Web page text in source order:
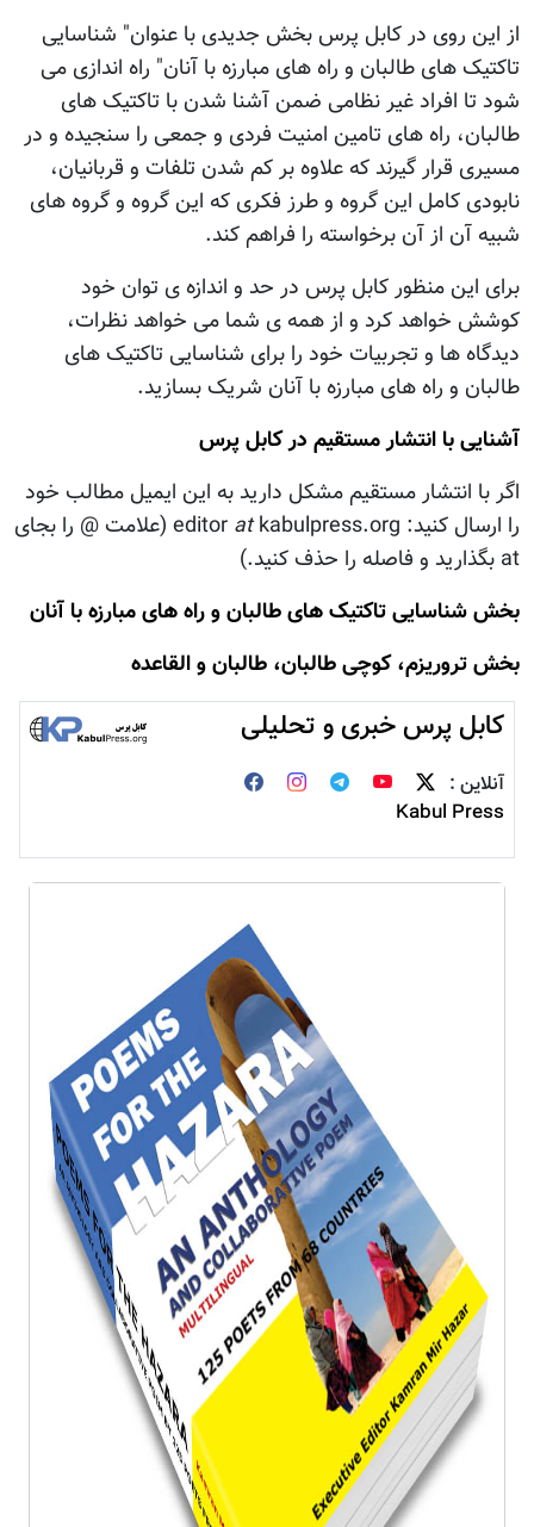
از این روی در کابل پرس بخش جدیدی با عنوان" شناسایی
تاکتیک های طالبان و راه های مبارزه با آنان" راه اندازی می
شود تا افراد غیر نظامی ضمن آشنا شدن با تاکتیک های
طالبان، راه های تامین امنیت فردی و جمعی را سنجیده و در
مسیری قرار گیرند که علاوه بر کم شدن تلفات و قربانیان،
نابودی کامل این گروه و طرز فکری که این گروه و گروه های
شبیه آن از آن برخواسته را فراهم کند.
برای این منظور کابل پرس در حد و اندازه ی توان خود
کوشش خواهد کرد و از همه ی شما می خواهد نظرات،
دیدگاه ها و تجربیات خود را برای شناسایی تاکتیک های
طالبان و راه های مبارزه با آنان شریک بسازید.
آشنایی با انتشار مستقیم در کابل پرس
اگر با انتشار مستقیم مشکل دارید به این ایمیل مطالب خود
را ارسال کنید: editor
at
kabulpress.org (علامت @ را بجای
at بگذارید و فاصله را حذف کنید.)
بخش شناسایی تاکتیک های طالبان و راه های مبارزه با آنان
بخش تروريزم، کوچی طالبان، طالبان و القاعده
کابل پرس خبری و تحلیلی
آنلاین :
Kabul Press